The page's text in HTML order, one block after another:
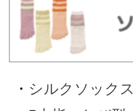
・ シルクソックス